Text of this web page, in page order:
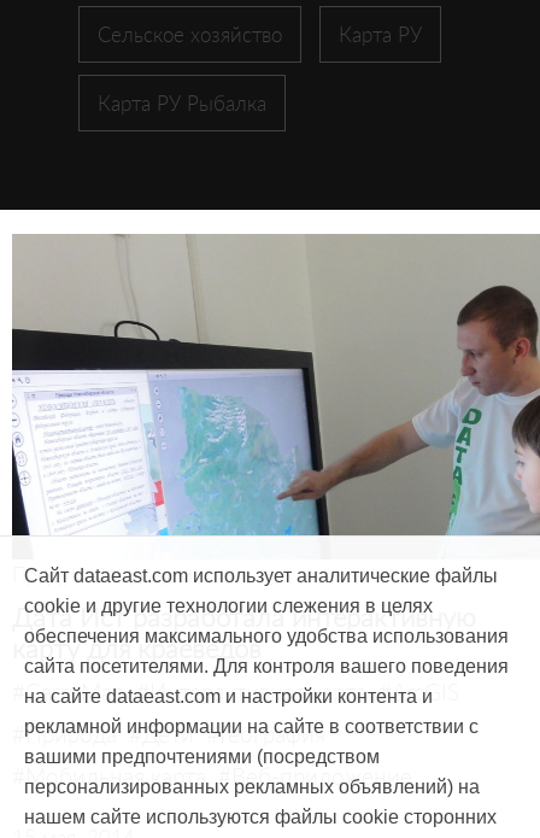
Сельское хозяйство Карта РУ
Карта РУ Рыбалка
Продукты и услуги
Дата Ист разработала интерактивную
карту для краеведов
#CarryMap #Интерактивная карта #ArcGIS
#Природа #Дети #География
#Мобильная карта #Веб-приложение
Сайт dataeast.com использует аналитические файлы
cookie и другие технологии слежения в целях
обеспечения максимального удобства использования
сайта посетителями. Для контроля вашего поведения
на сайте dataeast.com и настройки контента и
рекламной информации на сайте в соответствии с
вашими предпочтениями (посредством
персонализированных рекламных объявлений) на
нашем сайте используются файлы cookie сторонних